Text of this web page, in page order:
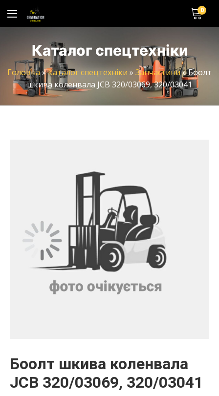
0
Каталог спецтехніки
Головна»Каталог спецтехніки » Запчастини»Боолт
шкива коленвала JCB 320/03069, 320/03041
Боолт шкива коленвала
JCB 320/03069, 320/03041